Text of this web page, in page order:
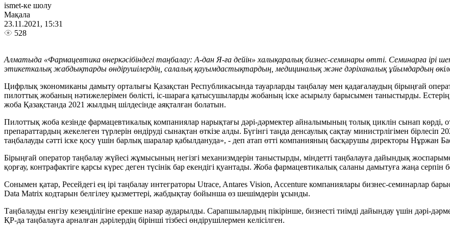
ismet-ке шолу
Мақала
23.11.2021, 15:31
528
Алматыда «Фармацевтика өнеркәсібіндегі таңбалау: А-дан Я-ға дейін» халықаралық бизнес-семинары өтті. Семинарға ірі
этикеткалық жабдықтарды өндірушілердің, салалық қауымдастықтардың, медициналық және дәріханалық ұйымдардың
Цифрлық экономиканы дамыту орталығы Қазақстан Республикасында тауарларды таңбалау мен қадағалаудың бірыңғай
пилоттық жобаның нәтижелерімен бөлісті, іс-шараға қатысушыларды жобаның іске асырылу барысымен таныстырды.
жоба Қазақстанда 2021 жылдың шілдесінде аяқталған болатын.
Пилоттық жоба кезінде фармацевтикалық компаниялар нарықтағы дәрі-дәрмектер айналымының толық циклін сынап көрді,
препараттардың жекелеген түрлерін өндіруді сынақтан өткізе алды. Бүгінгі таңда денсаулық сақтау министрлігімен бірлесіп
таңбалауды сәтті іске қосу үшін барлық шаралар қабылдануда», - деп атап өтті компанияның басқарушы директоры Нұржан
Бірыңғай оператор таңбалау жүйесі жұмысының негізгі механизмдерін таныстырды, міндетті таңбалауға дайындық
қорғау, контрафактіге қарсы күрес деген түсінік бар екендігі қуантады. Жоба фармацевтикалық саланы дамытуға жаңа серпін
Сонымен қатар, Ресейдегі ең ірі таңбалау интеграторы Utrace, Antares Vision, Accenture компаниялары бизнес-семинарлар
Data Matrix кодтарын белгілеу қызметтері, жабдықтау бойынша өз шешімдерін ұсынды.
Таңбалауды енгізу кезеңділігіне ерекше назар аударылды. Сарапшылардың пікірінше, бизнесті тиімді дайындау үшін дәрі-
ҚР-да таңбалауға арналған дәрілердің бірінші тізбесі өндірушілермен келісілген.